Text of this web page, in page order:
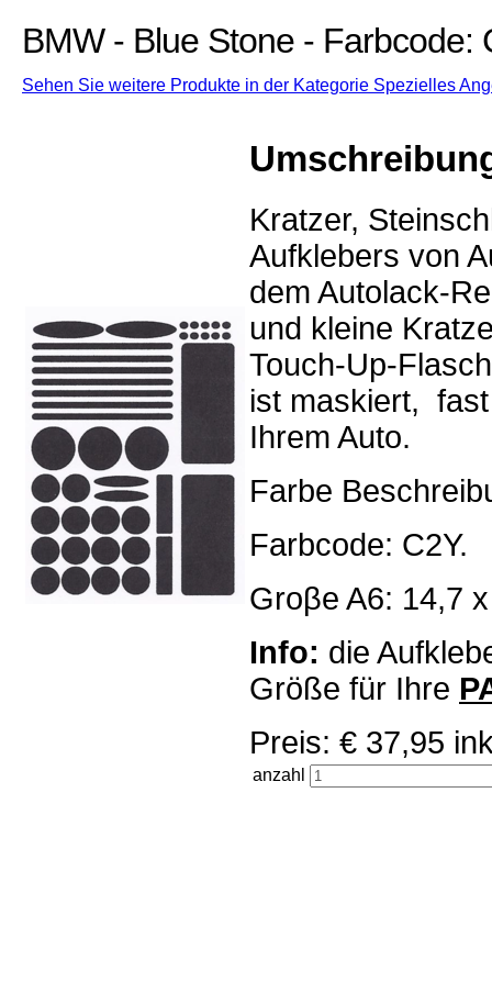
BMW - Blue Stone - Farbcode:
Sehen Sie weitere Produkte in der Kategorie Spezielles
Kratzer,
Aufklebers von
dem Autolack-
und kleine
Touch-Up-
ist maskiert,
Ihrem Auto.
Farbe
Farbcode: C2Y.
Groβe A6: 14,7
Info: die
Größe für Ihre
Preis: € 37,95
anzahl